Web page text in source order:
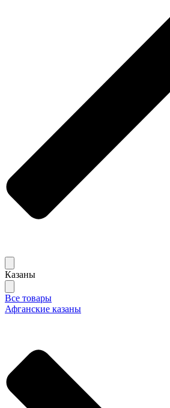
Казаны
Все товары
Афганские казаны